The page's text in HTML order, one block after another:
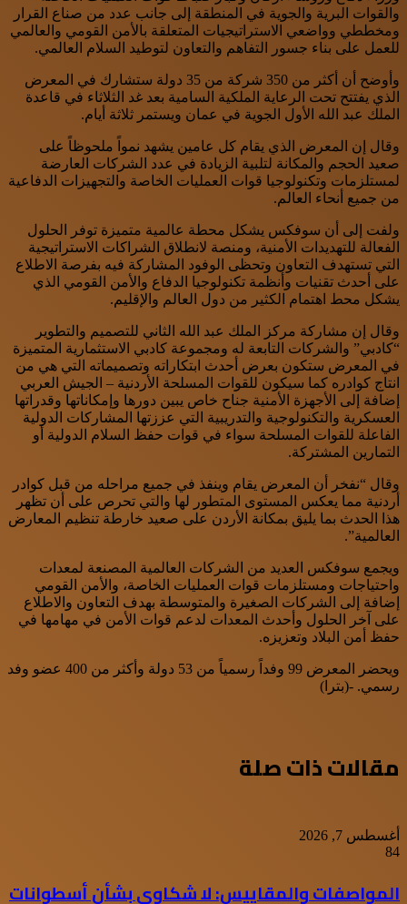
والقوات البرية والجوية في المنطقة إلى جانب عدد من صناع القرار
ومخططي وواضعي الاستراتيجيات المتعلقة بالأمن القومي والعالمي
للعمل على بناء جسور التفاهم والتعاون لتوطيد السلام العالمي.
وأوضح أن أكثر من 350 شركة من 35 دولة ستشارك في المعرض
الذي يفتتح تحت الرعاية الملكية السامية بعد غد الثلاثاء في قاعدة
الملك عبد الله الأول الجوية في عمان ويستمر ثلاثة أيام.
وقال إن المعرض الذي يقام كل عامين يشهد نمواً ملحوظاً على
صعيد الحجم والمكانة لتلبية الزيادة في عدد الشركات العارضة
لمستلزمات وتكنولوجيا قوات العمليات الخاصة والتجهيزات الدفاعية
من جميع أنحاء العالم.
ولفت إلى أن سوفكس يشكل محطة عالمية متميزة توفر الحلول
الفعالة للتهديدات الأمنية، ومنصة لانطلاق الشراكات الاستراتيجية
التي تستھدف التعاون وتحظى الوفود المشاركة فيه بفرصة الاطلاع
على أحدث تقنيات وأنظمة تكنولوجيا الدفاع والأمن القومي الذي
يشكل محط اھتمام الكثير من دول العالم والإقليم.
وقال إن مشاركة مركز الملك عبد الله الثاني للتصميم والتطوير
“كادبي” والشركات التابعة له ومجموعة كادبي الاستثمارية المتميزة
في المعرض ستكون بعرض أحدث ابتكاراته وتصميماته التي هي من
انتاج كوادره كما سيكون للقوات المسلحة الأردنية – الجيش العربي
إضافة إلى الأجهزة الأمنية جناح خاص يبين دورها وإمكاناتها وقدراتها
العسكرية والتكنولوجية والتدريبية التي عززتها المشاركات الدولية
الفاعلة للقوات المسلحة سواء في قوات حفظ السلام الدولية أو
التمارين المشتركة.
وقال “نفخر أن المعرض يقام وينفذ في جميع مراحله من قبل كوادر
أردنية مما يعكس المستوى المتطور لها والتي تحرص على أن تظهر
هذا الحدث بما يليق بمكانة الأردن على صعيد خارطة تنظيم المعارض
العالمية”.
ويجمع سوفكس العديد من الشركات العالمية المصنعة لمعدات
واحتياجات ومستلزمات قوات العمليات الخاصة، والأمن القومي
إضافة إلى الشركات الصغيرة والمتوسطة بهدف التعاون والاطلاع
على آخر الحلول وأحدث المعدات لدعم قوات الأمن في مھامھا في
حفظ أمن البلاد وتعزيزه.
ويحضر المعرض 99 وفداً رسمياً من 53 دولة وأكثر من 400 عضو وفد
رسمي. -(بترا)
مقالات ذات صلة
أغسطس 7, 2026
84
المواصفات والمقاييس: لا شكاوى بشأن أسطوانات